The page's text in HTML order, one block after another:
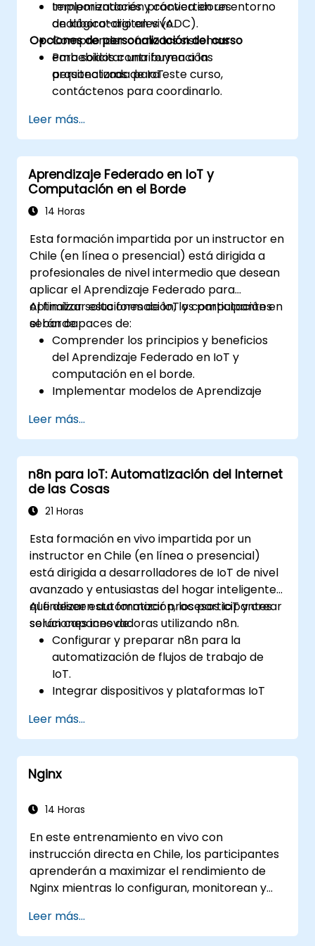
temporizadores y convertidores
analógico-digitales (ADC).
Comprender cómo los sistemas
embebidos contribuyen a las
arquitecturas de IoT.
Implementación práctica en un entorno
de laboratorio en vivo.
Opciones de personalización del curso
Para solicitar una formación
personalizada para este curso,
contáctenos para coordinarlo.
Leer más...
Aprendizaje Federado en IoT y
Computación en el Borde
14 Horas
Esta formación impartida por un instructor en
Chile (en línea o presencial) está dirigida a
profesionales de nivel intermedio que desean
aplicar el Aprendizaje Federado para
optimizar soluciones de IoT y computación en
el borde.
Al finalizar esta formación, los participantes
serán capaces de:
Comprender los principios y beneficios
del Aprendizaje Federado en IoT y
computación en el borde.
Implementar modelos de Aprendizaje
procesamiento descentralizado de IA.
Reducir la latencia y mejorar la toma de
decisiones en tiempo real en entornos de
computación en el borde.
Abordar los desafíos relacionados con la
privacidad de los datos y las limitaciones
Leer más...
n8n para IoT: Automatización del Internet
de las Cosas
21 Horas
Esta formación en vivo impartida por un
instructor en Chile (en línea o presencial)
está dirigida a desarrolladores de IoT de nivel
avanzado y entusiastas del hogar inteligente
que deseen automatizar procesos IoT y crear
soluciones innovadoras utilizando n8n.
Al finalizar esta formación, los participantes
serán capaces de:
Configurar y preparar n8n para la
automatización de flujos de trabajo de
IoT.
Integrar dispositivos y plataformas IoT
Implementar flujos de trabajo
personalizados para automatizar tareas y
procesos de IoT.
Utilizar protocolos IoT como MQTT y APIs
n8n.
optimizar flujos de trabajo de
automatización de IoT.
Leer más...
Nginx
14 Horas
En este entrenamiento en vivo con
instrucción directa en Chile, los participantes
aprenderán a maximizar el rendimiento de
Nginx mientras lo configuran, monitorean y
formas de tráfico HTTP/TCP. Los temas
incluyen cómo configurar los parámetros
Leer más...